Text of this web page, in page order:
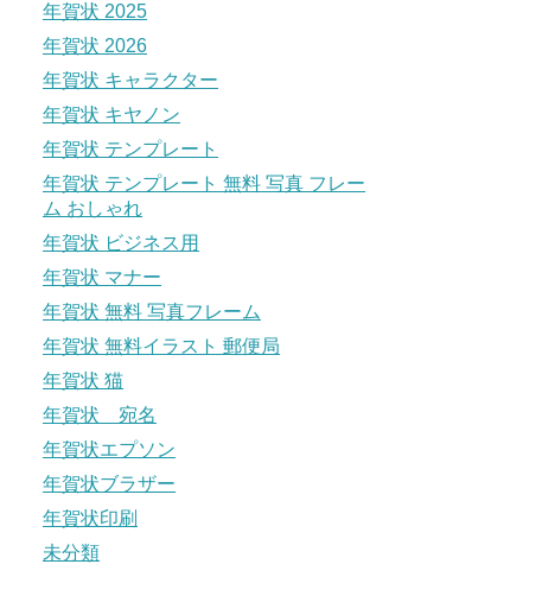
年賀状 2025
年賀状 2026
年賀状 キャラクター
年賀状 キヤノン
年賀状 テンプレート
年賀状 テンプレート 無料 写真 フレー
ム おしゃれ
年賀状 ビジネス用
年賀状 マナー
年賀状 無料 写真フレーム
年賀状 無料イラスト 郵便局
年賀状 猫
年賀状 宛名
年賀状エプソン
年賀状ブラザー
年賀状印刷
未分類